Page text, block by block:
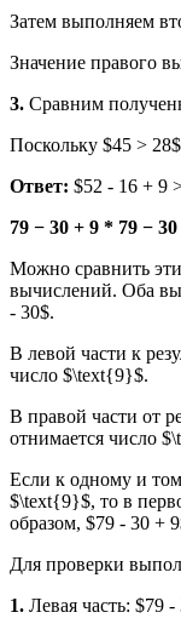
Затем выполняем
Значение правого
3. Сравним
Поскольку $45 >
Ответ: $52 - 16 + 9
79 − 30 + 9 * 79 −
Можно сравнить
вычислений. Оба
- 30$.
В левой части к
число $\text{9}$.
В правой части от
отнимается число
Если к одному и
$\text{9}$, то в
образом, $79 - 30 +
Для проверки
1. Левая часть: $79